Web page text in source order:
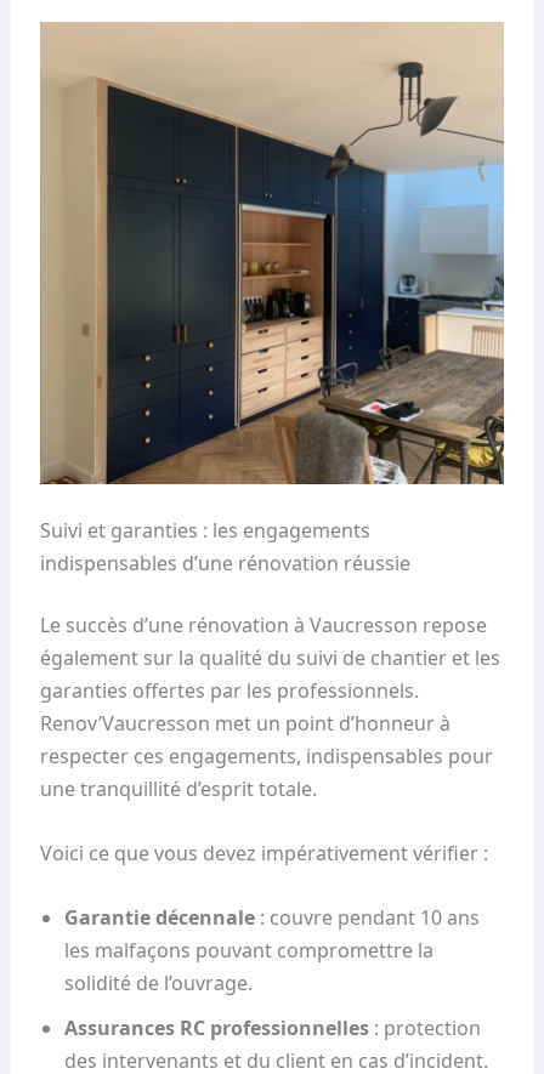
Suivi et garanties : les engagements
indispensables d’une rénovation réussie
Le succès d’une rénovation à Vaucresson repose
également sur la qualité du suivi de chantier et les
garanties offertes par les professionnels.
Renov’Vaucresson met un point d’honneur à
respecter ces engagements, indispensables pour
une tranquillité d’esprit totale.
Voici ce que vous devez impérativement vérifier :
Garantie décennale: couvre pendant 10 ans
les malfaçons pouvant compromettre la
solidité de l’ouvrage.
Assurances RC professionnelles: protection
des intervenants et du client en cas d’incident.